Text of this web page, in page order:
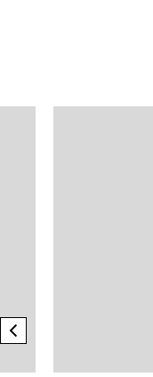
previous element